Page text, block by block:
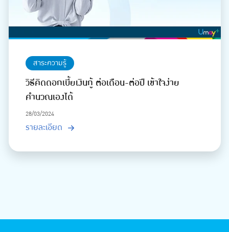
สาระความรู้
วิธีคิดดอกเบี้ยเงินกู้ ต่อเดือน-ต่อปี เข้าใจง่าย
คำนวณเองได้
28/03/2024
รายละเอียด